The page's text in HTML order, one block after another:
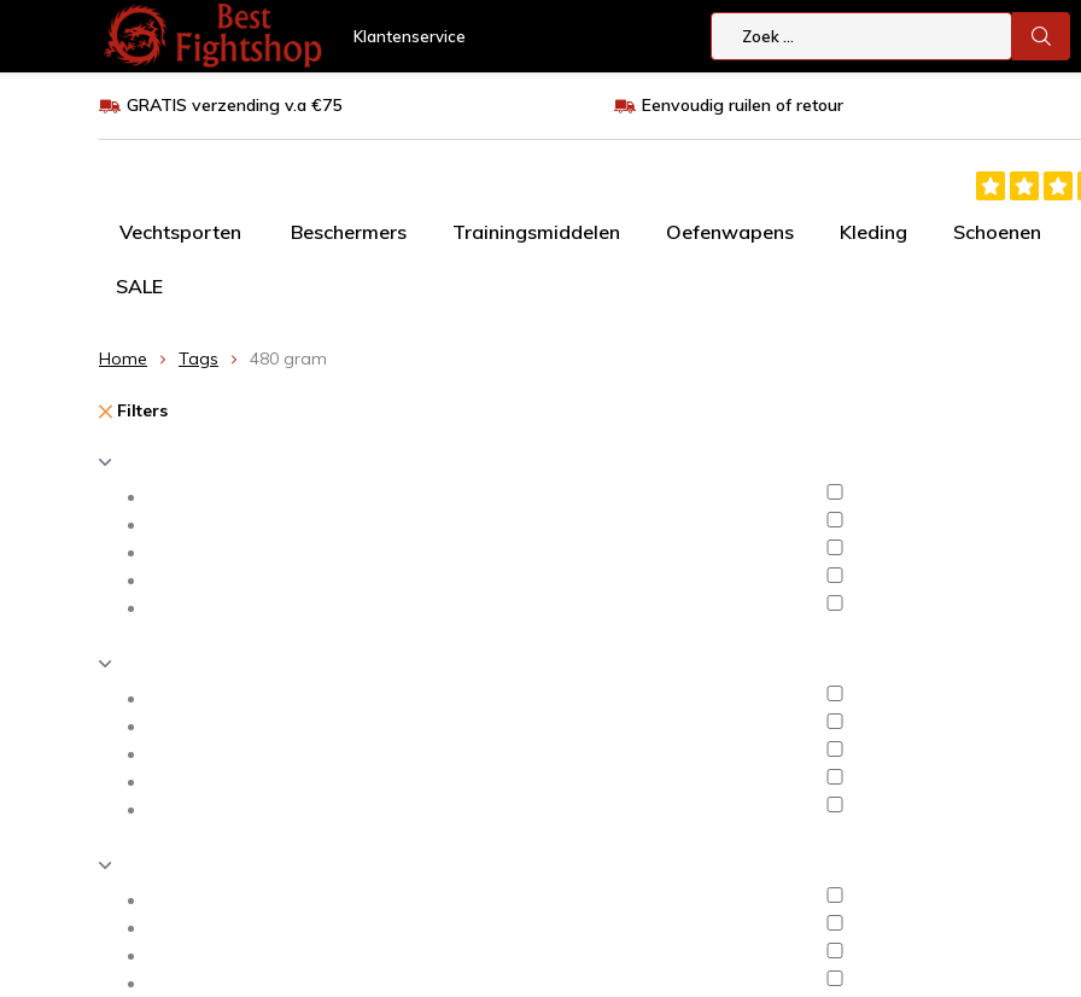
Klantenservice
GRATIS verzending v.a €75 Eenvoudig ruilen of retour
Vechtsporten Beschermers Trainingsmiddelen Oefenwapens Kleding Schoenen
SALE
Home Tags 480 gram
Filters